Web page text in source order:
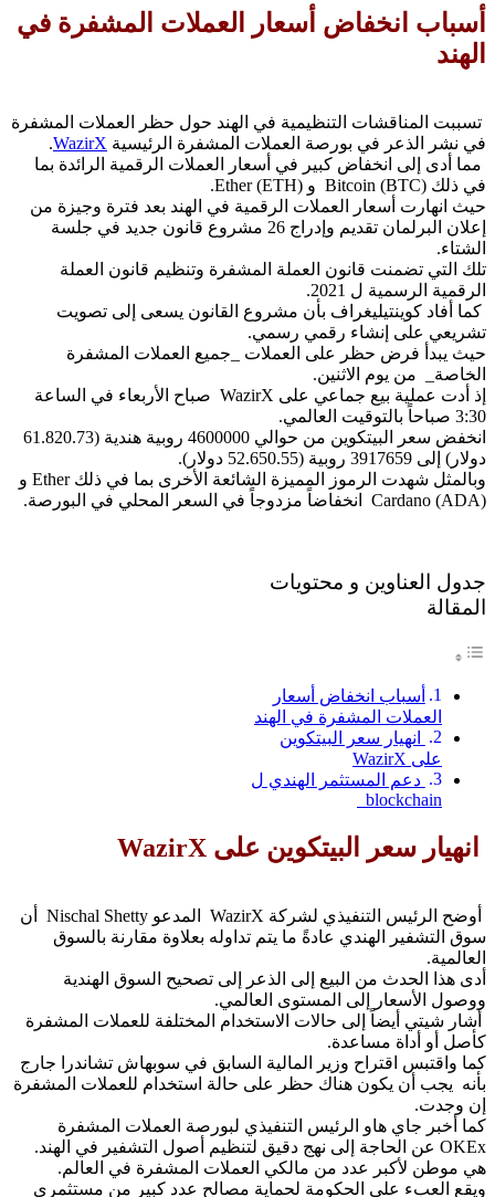
أسباب انخفاض أسعار العملات المشفرة في
الهند
تسببت المناقشات التنظيمية في الهند حول حظر العملات المشفرة
في نشر الذعر في بورصة العملات المشفرة الرئيسية WazirX
.
مما أدى إلى انخفاض كبير في أسعار العملات الرقمية الرائدة بما
في ذلك Bitcoin (BTC) و Ether (ETH).
حيث انهارت أسعار العملات الرقمية في الهند بعد فترة وجيزة من
إعلان البرلمان تقديم وإدراج 26 مشروع قانون جديد في جلسة
الشتاء.
تلك التي تضمنت قانون العملة المشفرة وتنظيم قانون العملة
الرقمية الرسمية ل 2021.
كما أفاد كوينتيليغراف بأن مشروع القانون يسعى إلى تصويت
تشريعي على إنشاء رقمي رسمي.
حيث يبدأ فرض حظر على العملات _جميع العملات المشفرة
الخاصة_ من يوم الاثنين.
إذ أدت عملية بيع جماعي على WazirX صباح الأربعاء في الساعة
3:30 صباحاً بالتوقيت العالمي.
انخفض سعر البيتكوين من حوالي 4600000 روبية هندية (61.820.73
دولار) إلى 3917659 روبية (52.650.55 دولار).
وبالمثل شهدت الرموز المميزة الشائعة الأخرى بما في ذلك Ether و
Cardano (ADA) انخفاضاً مزدوجاً في السعر المحلي في البورصة.
جدول العناوين و محتويات
المقالة
أسباب انخفاض أسعار
العملات المشفرة في الهند
انهيار سعر البيتكوين
على WazirX
دعم المستثمر الهندي ل
blockchain
انهيار سعر البيتكوين على WazirX
أوضح الرئيس التنفيذي لشركة WazirX المدعو Nischal Shetty أن
سوق التشفير الهندي عادةً ما يتم تداوله بعلاوة مقارنة بالسوق
العالمية.
أدى هذا الحدث من البيع إلى الذعر إلى تصحيح السوق الهندية
ووصول الأسعار إلى المستوى العالمي.
أشار شيتي أيضاً إلى حالات الاستخدام المختلفة للعملات المشفرة
كأصل أو أداة مساعدة.
كما واقتبس اقتراح وزير المالية السابق في سوبهاش تشاندرا جارج
بأنه يجب أن يكون هناك حظر على حالة استخدام للعملات المشفرة
إن وجدت.
كما أخبر جاي هاو الرئيس التنفيذي لبورصة العملات المشفرة
OKEx عن الحاجة إلى نهج دقيق لتنظيم أصول التشفير في الهند.
هي موطن لأكبر عدد من مالكي العملات المشفرة في العالم.
ويقع العبء على الحكومة لحماية مصالح عدد كبير من مستثمري